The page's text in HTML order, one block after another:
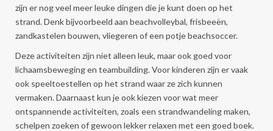
zijn er nog veel meer leuke dingen die je kunt doen op het
strand. Denk bijvoorbeeld aan beachvolleybal, frisbeeën,
zandkastelen bouwen, vliegeren of een potje beachsoccer.
Deze activiteiten zijn niet alleen leuk, maar ook goed voor
lichaamsbeweging en teambuilding. Voor kinderen zijn er vaak
ook speeltoestellen op het strand waar ze zich kunnen
vermaken. Daarnaast kun je ook kiezen voor wat meer
ontspannende activiteiten, zoals een strandwandeling maken,
schelpen zoeken of gewoon lekker relaxen met een goed boek.